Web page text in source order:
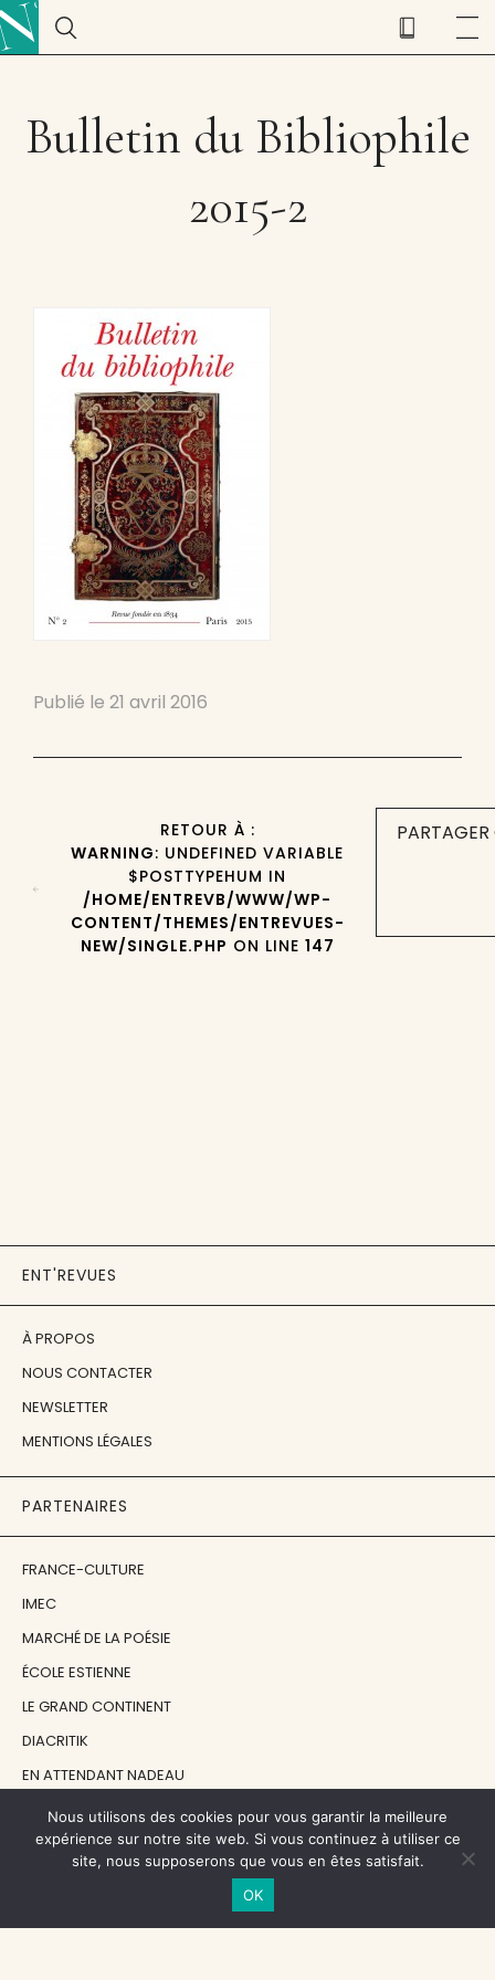
Bulletin du Bibliophile
2015-2
Publié le 21 avril 2016
RETOUR À :
WARNING: UNDEFINED VARIABLE
$POSTTYPEHUM IN
/HOME/ENTREVB/WWW/WP-
CONTENT/THEMES/ENTREVUES-
NEW/SINGLE.PHP ON LINE 147
ENT'REVUES
À PROPOS
NOUS CONTACTER
NEWSLETTER
MENTIONS LÉGALES
PARTENAIRES
FRANCE-CULTURE
IMEC
MARCHÉ DE LA POÉSIE
ÉCOLE ESTIENNE
LE GRAND CONTINENT
DIACRITIK
EN ATTENDANT NADEAU
NOS SOUTIENS
Nous utilisons des cookies pour vous garantir la meilleure
expérience sur notre site web. Si vous continuez à utiliser ce
site, nous supposerons que vous en êtes satisfait.
OK